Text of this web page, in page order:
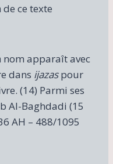
ce texte
nom apparaît avec
dans ijazaspour
(14) Parmi ses
Al-Baghdadi (15
AH – 488/1095